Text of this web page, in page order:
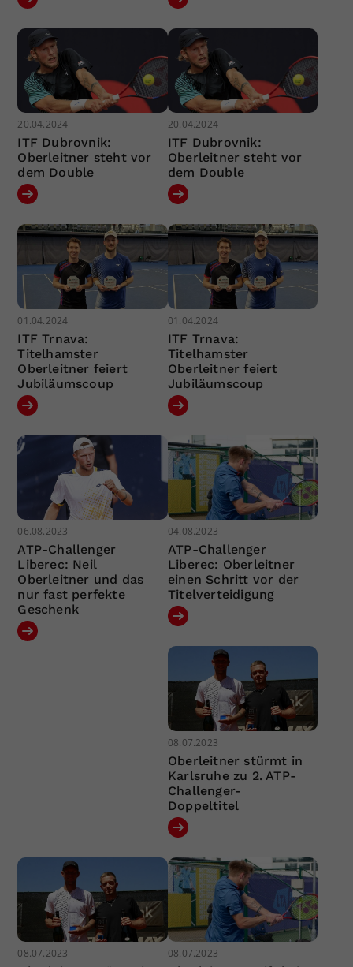
20.04.2024
ITF Dubrovnik:
Oberleitner steht vor
dem Double
20.04.2024
ITF Dubrovnik:
Oberleitner steht vor
dem Double
01.04.2024
ITF Trnava:
Titelhamster
Oberleitner feiert
Jubiläumscoup
01.04.2024
ITF Trnava:
Titelhamster
Oberleitner feiert
Jubiläumscoup
06.08.2023
ATP-Challenger
Liberec: Neil
Oberleitner und das
nur fast perfekte
Geschenk
04.08.2023
ATP-Challenger
Liberec: Oberleitner
einen Schritt vor der
Titelverteidigung
08.07.2023
Oberleitner stürmt in
Karlsruhe zu 2. ATP-
Challenger-
Doppeltitel
08.07.2023 08.07.2023